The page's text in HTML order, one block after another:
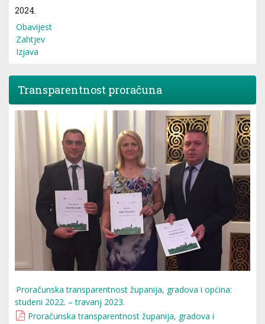
2024.
Obavijest
Zahtjev
Izjava
Transparentnost proračuna
Proračunska transparentnost županija, gradova i općina:
studeni 2022. – travanj 2023.
Proračunska transparentnost županija, gradova i